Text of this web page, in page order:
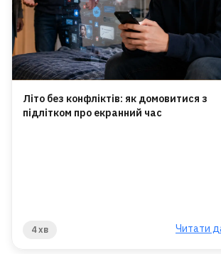
Літо без конфліктів: як домовитися з
підлітком про екранний час
4 хв Читати